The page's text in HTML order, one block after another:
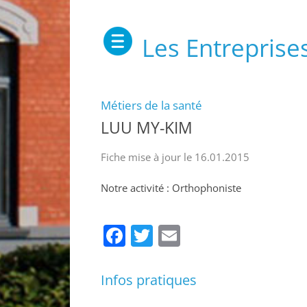
Les
Métiers de la santé
LUU MY-KIM
Fiche mise à jour le 16.01.2015
Notre activité : Orthophoniste
Facebook
Twitter
Infos pratiques